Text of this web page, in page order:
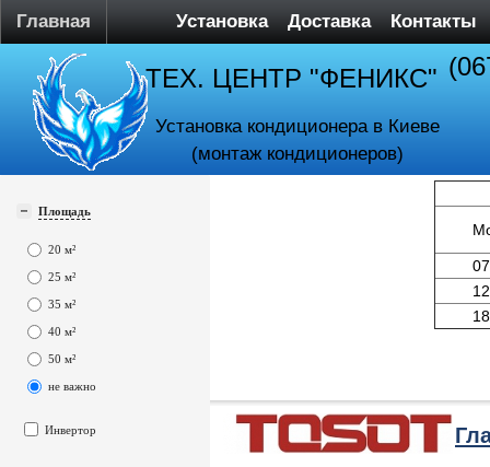
Главная Установка Доставка Контакты
ТЕХ. ЦЕНТР "ФЕНИКС"
Установка кондиционера в Киеве
(монтаж кондиционеров)
Площадь
20 м²
25 м²
35 м²
40 м²
50 м²
не важно
Инвертор